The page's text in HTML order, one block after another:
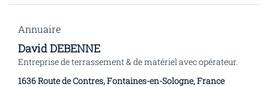
Annuaire
David DEBENNE
Entreprise de terrassement & de matériel avec opérateur.
1636 Route de Contres, Fontaines-en-Sologne, France